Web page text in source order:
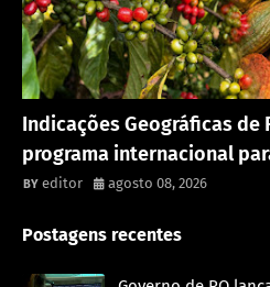
Indicações Geográficas de
programa internacional
editor agosto 08, 2026
Postagens recentes